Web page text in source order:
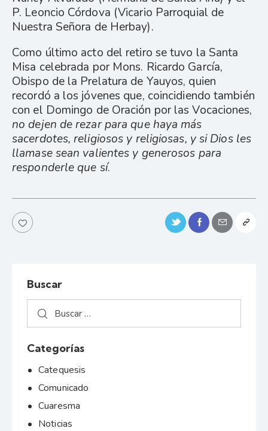
P. Leoncio Córdova (Vicario Parroquial de
Nuestra Señora de Herbay).
Como último acto del retiro se tuvo la Santa
Misa celebrada por Mons. Ricardo García,
Obispo de la Prelatura de Yauyos, quien
recordó a los jóvenes que, coincidiendo también
con el Domingo de Oración por las Vocaciones,
no dejen de rezar para que haya más
sacerdotes, religiosos y religiosas, y si Dios les
llamase sean valientes y generosos para
responderle que sí.
Buscar
Categorías
Catequesis
Comunicado
Cuaresma
Noticias